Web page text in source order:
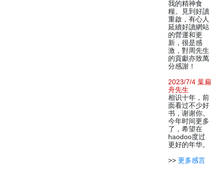
我的精神食
糧。見到好讀
重啟，有心人
延續好讀網站
的營運和更
新，很是感
激，對周先生
的貢獻亦致萬
分感謝！
2023/7/4 葉扁
舟先生
相识十年，前
面看过不少好
书，谢谢你。
今年时间更多
了，希望在
haodoo度过
更好的年华。
>> 更多感言